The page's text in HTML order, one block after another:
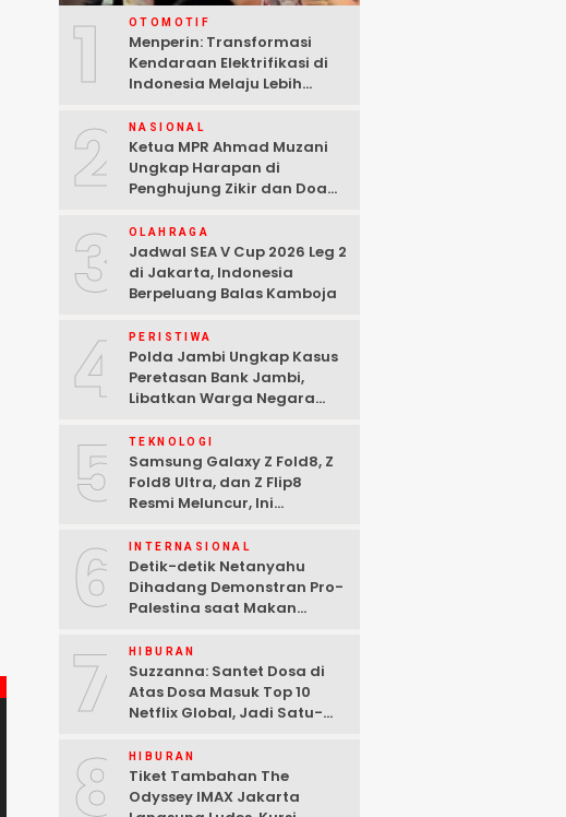
1 OTOMOTIF
Menperin: Transformasi
Kendaraan Elektrifikasi di
Indonesia Melaju Lebih
2 NASIONAL
Ketua MPR Ahmad Muzani
Ungkap Harapan di
Penghujung Zikir dan Doa
3 OLAHRAGA
Jadwal SEA V Cup 2026 Leg 2
di Jakarta, Indonesia
Berpeluang Balas Kamboja
4 PERISTIWA
Polda Jambi Ungkap Kasus
Peretasan Bank Jambi,
Libatkan Warga Negara
Tersangka Ditangkap
5 TEKNOLOGI
Samsung Galaxy Z Fold8, Z
Fold8 Ultra, dan Z Flip8
Resmi Meluncur, Ini
6 INTERNASIONAL
Detik-detik Netanyahu
Dihadang Demonstran Pro-
Palestina saat Makan
7 HIBURAN
Suzzanna: Santet Dosa di
Atas Dosa Masuk Top 10
Netflix Global, Jadi Satu-
8 HIBURAN
Tiket Tambahan The
Odyssey IMAX Jakarta